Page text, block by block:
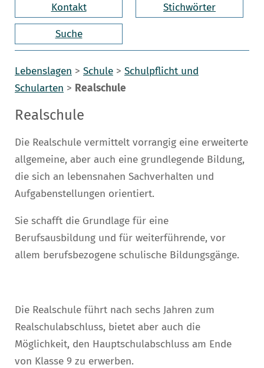
Kontakt Stichwörter
Suche
Lebenslagen > Schule > Schulpflicht und
Schularten > Realschule
Realschule
Die Realschule vermittelt vorrangig eine erweiterte
allgemeine, aber auch eine grundlegende Bildung,
die sich an lebensnahen Sachverhalten und
Aufgabenstellungen orientiert.
Sie schafft die Grundlage für eine
Berufsausbildung und für weiterführende, vor
allem berufsbezogene schulische Bildungsgänge.
Die Realschule führt nach sechs Jahren zum
Realschulabschluss, bietet aber auch die
Möglichkeit, den Hauptschulabschluss am Ende
von Klasse 9 zu erwerben.